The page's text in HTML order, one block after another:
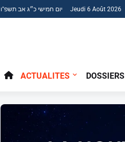
יום חמישי כ״ג אב תשפ"ו Jeudi 6 Août 2026
ACTUALITES DOSSIERS